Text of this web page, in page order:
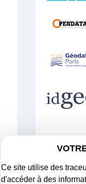
Ce site utilise des
d'accéder à des